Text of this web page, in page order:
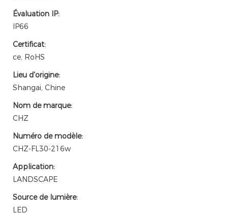
Évaluation IP:
IP66
Certificat:
ce, RoHS
Lieu d'origine:
Shangai, Chine
Nom de marque:
CHZ
Numéro de modèle:
CHZ-FL30-216w
Application:
LANDSCAPE
Source de lumière:
LED